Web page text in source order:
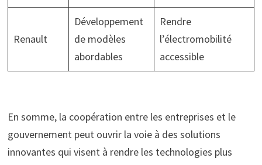
Renault
Développement
de modèles
abordables
Rendre
l’électromobilité
accessible
En somme, la coopération entre les entreprises et le
gouvernement peut ouvrir la voie à des solutions
innovantes qui visent à rendre les technologies plus